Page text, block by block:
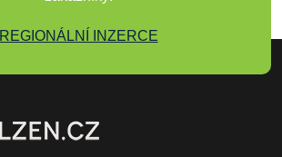
REGIONÁLNÍ INZERCE